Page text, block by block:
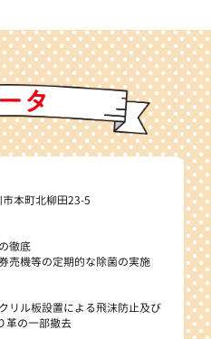
本町北柳田23-5
徹底
売機等の定期的な除菌の実施
リル板設置による飛沫防止及び
革の一部撤去